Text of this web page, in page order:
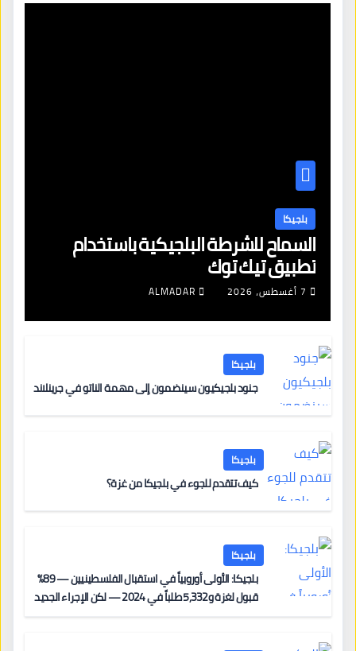
بلجيكا
السماح للشرطة البلجيكية باستخدام
تطبيق تيك توك
7 أغسطس، 2026 ALMADAR
بلجيكا
جنود بلجيكيون سينضمون إلى مهمة الناتو في جرينلاند
بلجيكا
كيف تتقدم للجوء في بلجيكا من غزة؟
بلجيكا
بلجيكا: الأولى أوروبياً في استقبال الفلسطينيين — 89%
قبول لغزة و5,332 طلباً في 2024 — لكن الإجراء الجديد